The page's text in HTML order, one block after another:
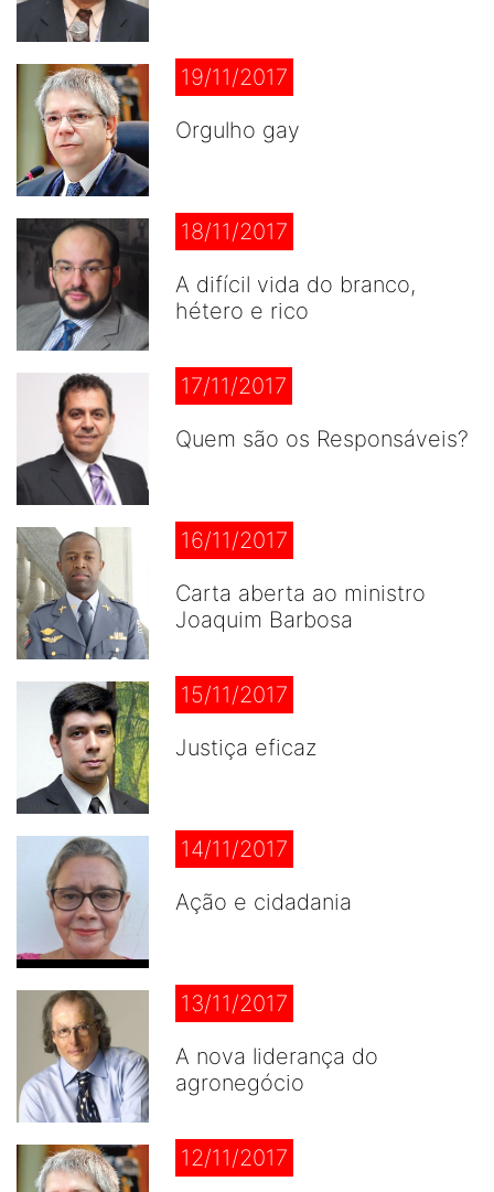
19/11/2017
Orgulho gay
18/11/2017
A difícil vida do branco,
hétero e rico
17/11/2017
Quem são os Responsáveis?
16/11/2017
Carta aberta ao ministro
Joaquim Barbosa
15/11/2017
Justiça eficaz
14/11/2017
Ação e cidadania
13/11/2017
A nova liderança do
agronegócio
12/11/2017